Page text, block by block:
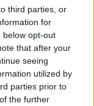
third parties, or
for
below opt-out
that after your
seeing
utilized by
parties prior to
the further